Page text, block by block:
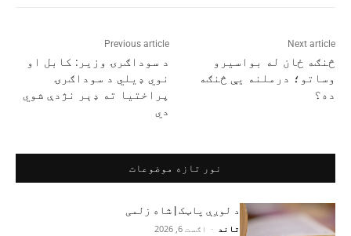
Previous article
د سوداګرۍ وزیر: کابل او
نوي ډیلي د سوداګرۍ
پراختیا ته ډېر نژدې شوي
دي
Next article
څنګه ځان له بواسیرو
وساتو؛ درملنه یې څنګه
ده؟
نور تازه موضوعات
د لوږې پاټک | شاه زلمی
تاند - اګست 6, 2026